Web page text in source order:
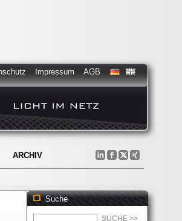
Impressum AGB
ARCHIV
Suche